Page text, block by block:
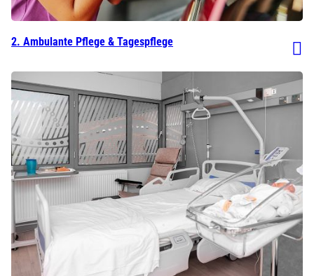
2. Ambulante Pflege & Tagespflege